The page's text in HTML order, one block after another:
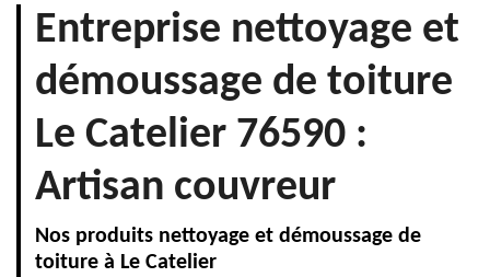
Entreprise nettoyage et
démoussage de toiture
Le Catelier 76590 :
Artisan couvreur
Nos produits nettoyage et démoussage de
toiture à Le Catelier